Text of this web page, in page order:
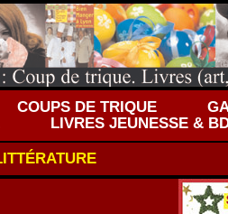
COUPS DE TRIQUE
LIVRES JEUNESSE &